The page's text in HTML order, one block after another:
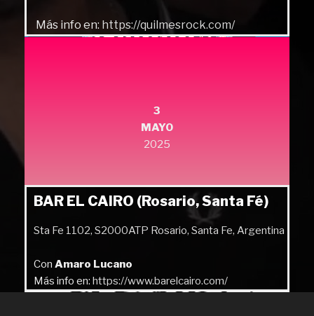
Más info en: https://quilmesrock.com/
3
MAYO
2025
BAR EL CAIRO (Rosario, Santa Fé)
Sta Fe 1102, S2000ATP Rosario, Santa Fe, Argentina
Con Amaro Lucano
Más info en: https://www.barelcairo.com/